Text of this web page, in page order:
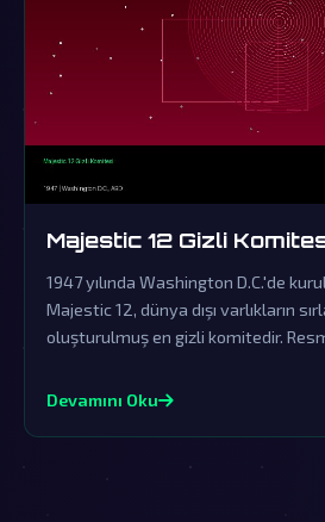
Majestic 12 Gizli
1947 yılında Washington D.C.'de
Majestic 12, dünya dışı varlıkların
oluşturulmuş en gizli komitedir.
ziyaretçilerin varlığını saklayan
Devamını Oku